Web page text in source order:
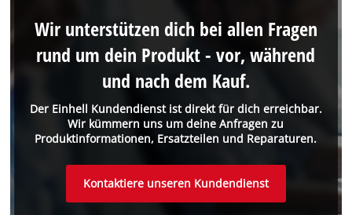
Der Einhell Kundendienst ist direkt für dich erreichbar.
Wir kümmern uns um deine Anfragen zu
Produktinformationen, Ersatzteilen und Reparaturen.
Wir unterstützen dich bei allen Fragen
rund um dein Produkt - vor, während
und nach dem Kauf.
Kontaktiere unseren Kundendienst